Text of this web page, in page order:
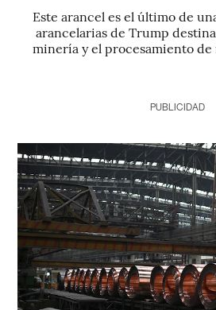
Este arancel es el último de
arancelarias de Trump
minería y el procesamiento de
PUBLICIDAD